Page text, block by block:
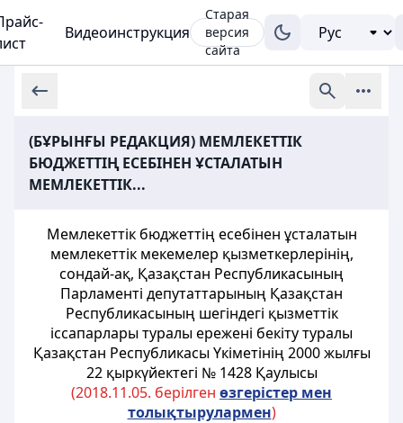
Видеоинструкция
Старая
версия
сайта
(БҰРЫНҒЫ РЕДАКЦИЯ) МЕМЛЕКЕТТІК
БЮДЖЕТТІҢ ЕСЕБІНЕН ҰСТАЛАТЫН
МЕМЛЕКЕТТІК...
Мемлекеттік бюджеттiң есебiнен ұсталатын
мемлекеттік мекемелер қызметкерлерiнiң,
сондай-ақ, Қазақстан Республикасының
Парламенті депутаттарының Қазақстан
Республикасының шегіндегі қызметтiк
iссапарлары туралы ереженi бекіту туралы
Қазақстан Республикасы Үкіметінің 2000 жылғы
22 қыркүйектегі № 1428 Қаулысы
(2018.11.05. берілген өзгерістер мен
толықтырулармен)